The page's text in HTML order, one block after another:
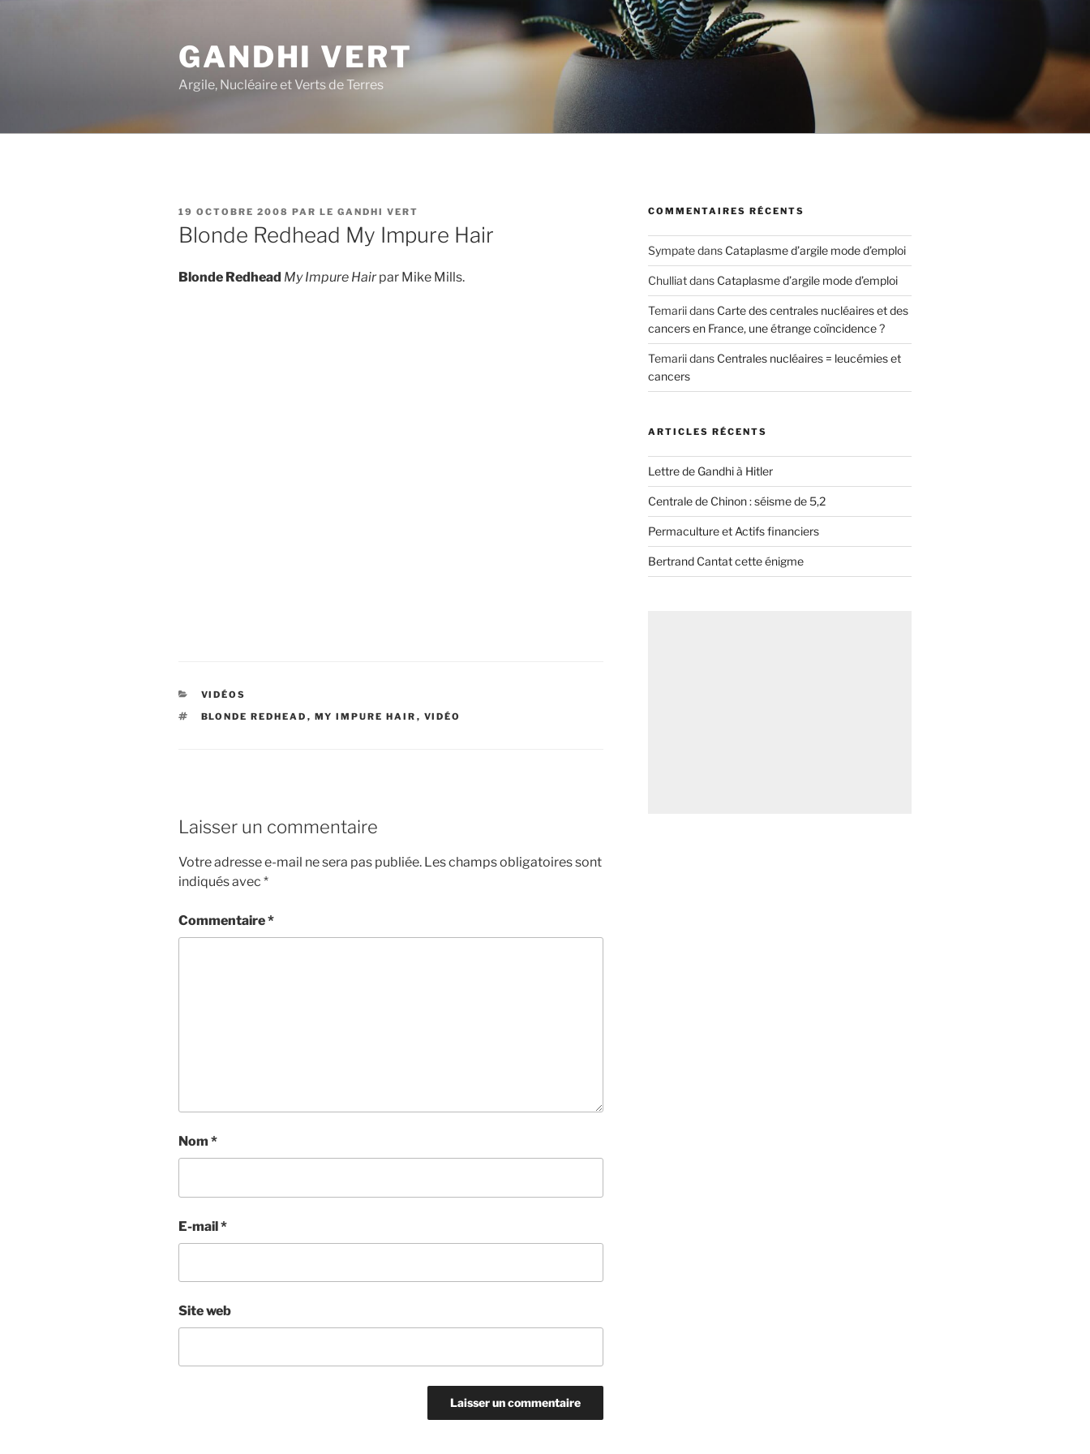
GANDHI VERT
Argile, Nucléaire et Verts de Terres
PUBLIÉ
LE
19 OCTOBRE 2008 PAR LE GANDHI VERT
Blonde Redhead My Impure Hair
Blonde Redhead My Impure Hairpar Mike Mills.
CATÉGORIES
VIDÉOS
ÉTIQUETTES
BLONDE REDHEAD , MY IMPURE HAIR , VIDÉO
Laisser un commentaire
Votre adresse e-mail ne sera pas publiée. Les champs obligatoires sont
indiqués avec *
Commentaire*
Nom *
E-mail*
Site web
COMMENTAIRES RÉCENTS
Sympatedans Cataplasme d’argile mode d’emploi
Chulliatdans Cataplasme d’argile mode d’emploi
Temariidans Carte des centrales nucléaires et des
cancers en France, une étrange coïncidence ?
Temariidans Centrales nucléaires = leucémies et
cancers
ARTICLES RÉCENTS
Lettre de Gandhi à Hitler
Centrale de Chinon : séisme de 5,2
Permaculture et Actifs financiers
Bertrand Cantat cette énigme